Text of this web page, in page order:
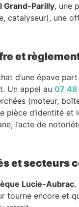
Grand-Parilly, une
catalyseur), une
et
d’une épave
Un appel au 07 48
(moteur,
pièce d’identité et
l’acte de
et secteurs
Lucie-Aubrac,
tourne encore et